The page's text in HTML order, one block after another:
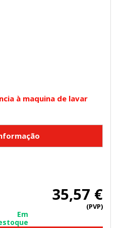
à maquina de lavar
35,57 €
(PVP)
Em